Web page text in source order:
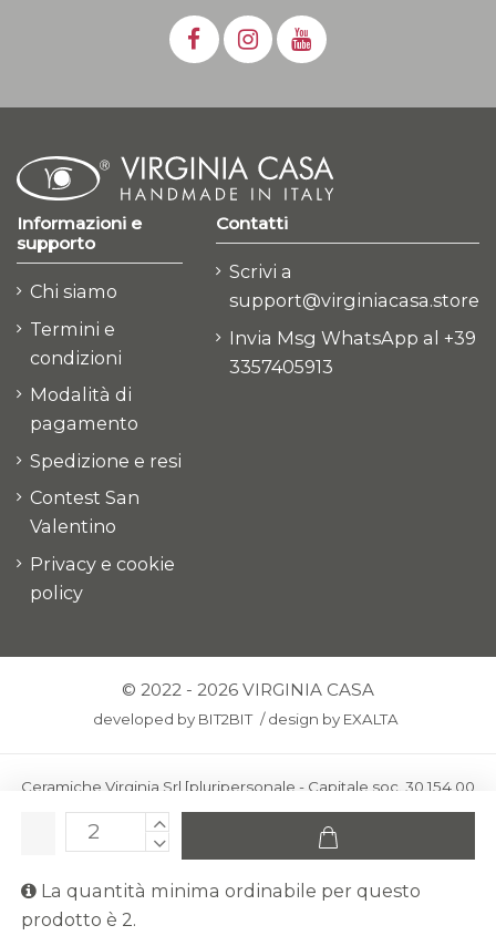
La quantità minima ordinabile per questo
prodotto è 2.
Informazioni e
supporto
Chi siamo
Termini e
condizioni
Modalità di
pagamento
Spedizione e resi
Contest San
Valentino
Privacy e cookie
policy
Contatti
Scrivi a
support@virginiacasa.store
Invia Msg WhatsApp al +39
3357405913
© 2022 - 2026 VIRGINIA CASA
developed by BIT2BIT /design by EXALTA
Ceramiche Virginia Srl [pluripersonale - Capitale soc. 30.154,00
euro i.v.] - Via Virginio 378 – 50025 Montespertoli, loc. Anselmo
ceramichevirginia@pec.it